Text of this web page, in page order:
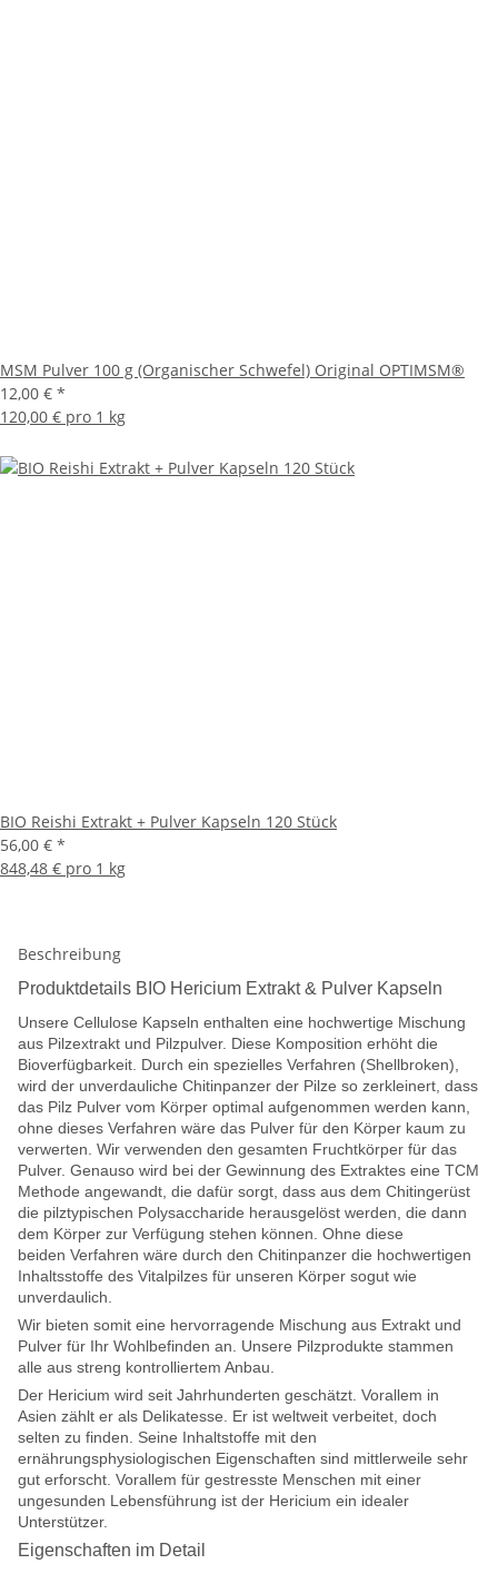
MSM Pulver 100 g (Organischer Schwefel) Original OPTIMSM®
12,00 € *
120,00 € pro 1 kg
BIO Reishi Extrakt + Pulver Kapseln 120 Stück
56,00 € *
848,48 € pro 1 kg
Beschreibung
Produktdetails BIO Hericium Extrakt & Pulver Kapseln
Unsere Cellulose Kapseln enthalten eine hochwertige Mischung
aus Pilzextrakt und Pilzpulver. Diese Komposition erhöht die
Bioverfügbarkeit. Durch ein spezielles Verfahren (Shellbroken),
wird der unverdauliche Chitinpanzer der Pilze so zerkleinert, dass
das Pilz Pulver vom Körper optimal aufgenommen werden kann,
ohne dieses Verfahren wäre das Pulver für den Körper kaum zu
verwerten. Wir verwenden den gesamten Fruchtkörper für das
Pulver. Genauso wird bei der Gewinnung des Extraktes eine TCM
Methode angewandt, die dafür sorgt, dass aus dem Chitingerüst
die pilztypischen Polysaccharide herausgelöst werden, die dann
dem Körper zur Verfügung stehen können. Ohne diese
beiden Verfahren wäre durch den Chitinpanzer die hochwertigen
Inhaltsstoffe des Vitalpilzes für unseren Körper sogut wie
unverdaulich.
Wir bieten somit eine hervorragende Mischung aus Extrakt und
Pulver für Ihr Wohlbefinden an. Unsere Pilzprodukte stammen
alle aus streng kontrolliertem Anbau.
Der Hericium wird seit Jahrhunderten geschätzt. Vorallem in
Asien zählt er als Delikatesse. Er ist weltweit verbeitet, doch
selten zu finden. Seine Inhaltstoffe mit den
ernährungsphysiologischen Eigenschaften sind mittlerweile sehr
gut erforscht. Vorallem für gestresste Menschen mit einer
ungesunden Lebensführung ist der Hericium ein idealer
Unterstützer.
Eigenschaften im Detail